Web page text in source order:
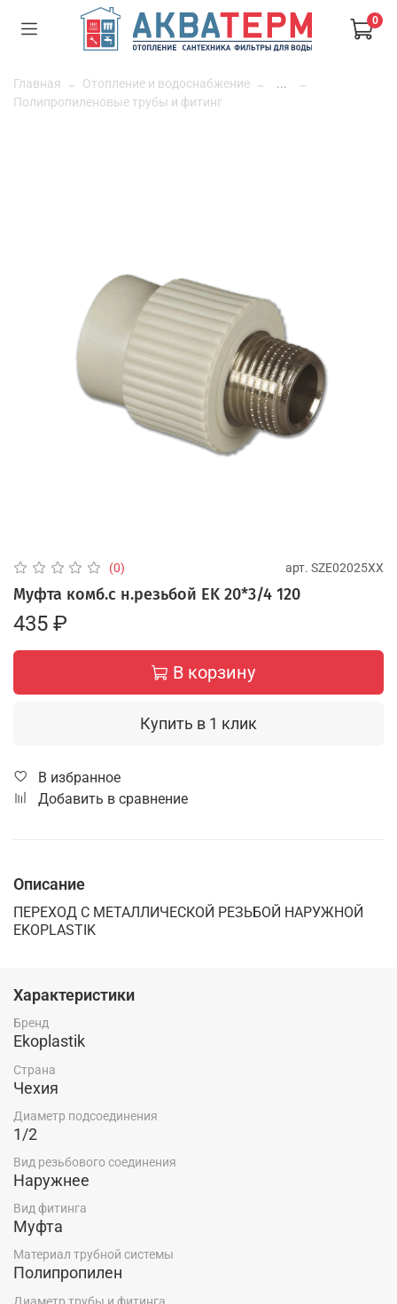
0
Главная Отопление и водоснабжение
...
Полипропиленовые трубы и фитинг
(0) арт. SZE02025XX
Муфта комб.с н.резьбой EK 20*3/4 120
435 ₽
В корзину
Купить в 1 клик
В избранное
Добавить в сравнение
Описание
ПЕРЕХОД С МЕТАЛЛИЧЕСКОЙ РЕЗЬБОЙ НАРУЖНОЙ
EKOPLASTIK
Характеристики
Бренд
Ekoplastik
Страна
Чехия
Диаметр подсоединения
1/2
Вид резьбового соединения
Наружнее
Вид фитинга
Муфта
Материал трубной системы
Полипропилен
Диаметр трубы и фитинга